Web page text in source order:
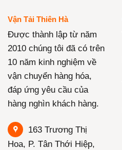
Vận Tải Thiên Hà
Được thành lập từ năm
2010 chúng tôi đã có trên
10 năm kinh nghiệm về
vận chuyển hàng hóa,
đáp ứng yêu cầu của
hàng nghìn khách hàng.
163 Trương Thị
Hoa, P. Tân Thới Hiệp,